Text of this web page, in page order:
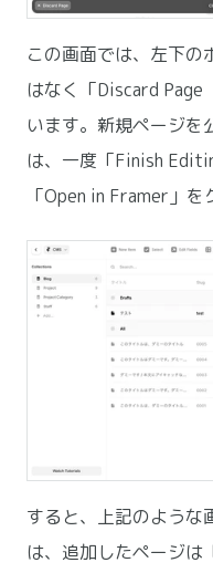
この画面では、左下の
はなく「Discard Page
います。新規ページを
は、一度「Finish
「Open in Framer」を
すると、上記のような
は、追加したページ